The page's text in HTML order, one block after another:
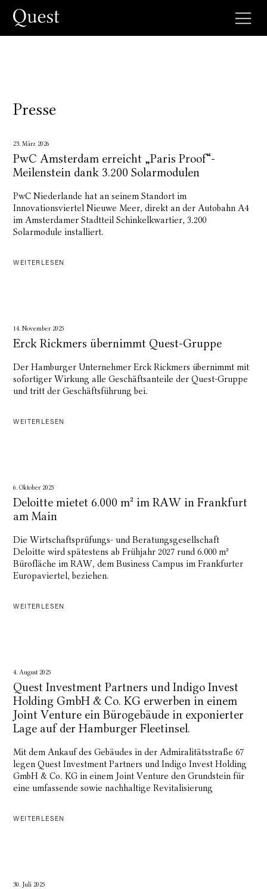
Presse
23. März 2026
PwC Amsterdam erreicht „Paris Proof“-
Meilenstein dank 3.200 Solarmodulen
PwC Niederlande hat an seinem Standort im
Innovationsviertel Nieuwe Meer, direkt an der Autobahn A4
im Amsterdamer Stadtteil Schinkelkwartier, 3.200
Solarmodule installiert.
WEITERLESEN
14. November 2025
Erck Rickmers übernimmt Quest-Gruppe
Der Hamburger Unternehmer Erck Rickmers übernimmt mit
sofortiger Wirkung alle Geschäftsanteile der Quest-Gruppe
und tritt der Geschäftsführung bei.
WEITERLESEN
6. Oktober 2025
Deloitte mietet 6.000 m² im RAW in Frankfurt
am Main
Die Wirtschaftsprüfungs- und Beratungsgesellschaft
Deloitte wird spätestens ab Frühjahr 2027 rund 6.000 m²
Bürofläche im RAW, dem Business Campus im Frankfurter
Europaviertel, beziehen.
WEITERLESEN
4. August 2025
Quest Investment Partners und Indigo Invest
Holding GmbH & Co. KG erwerben in einem
Joint Venture ein Bürogebäude in exponierter
Lage auf der Hamburger Fleetinsel.
Mit dem Ankauf des Gebäudes in der Admiralitätsstraße 67
legen Quest Investment Partners und Indigo Invest Holding
GmbH & Co. KG in einem Joint Venture den Grundstein für
eine umfassende sowie nachhaltige Revitalisierung
WEITERLESEN
30. Juli 2025